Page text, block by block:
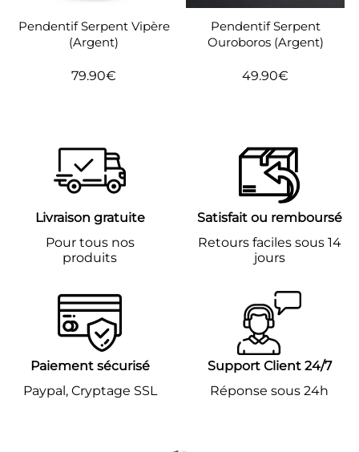
Pendentif Serpent Vipère
(Argent)
Prix
79.90€
Pendentif Serpent
Ouroboros (Argent)
Prix
49.90€
Livraison gratuite
Pour tous nos
produits
Satisfait ou remboursé
Retours faciles sous 14
jours
Paiement sécurisé
Paypal, Cryptage SSL
Support Client 24/7
Réponse sous 24h